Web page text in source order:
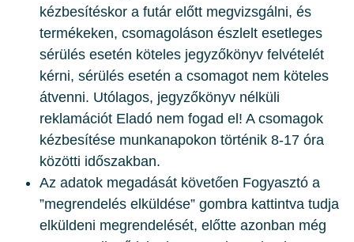
kézbesítéskor a futár előtt megvizsgálni, és
termékeken, csomagoláson észlelt esetleges
sérülés esetén köteles jegyzőkönyv felvételét
kérni, sérülés esetén a csomagot nem köteles
átvenni. Utólagos, jegyzőkönyv nélküli
reklamációt Eladó nem fogad el! A csomagok
kézbesítése munkanapokon történik 8-17 óra
közötti időszakban.
Az adatok megadását követően Fogyasztó a
”megrendelés elküldése” gombra kattintva tudja
elküldeni megrendelését, előtte azonban még